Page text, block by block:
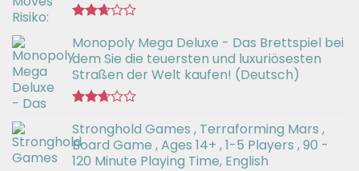
mit
2.66
von 5
Monopoly Mega Deluxe - Das Brettspiel bei
dem Sie die teuersten und luxuriösesten
Straßen der Welt kaufen! (Deutsch)
mit
2.64
von 5
Stronghold Games , Terraforming Mars ,
Board Game , Ages 14+ , 1-5 Players , 90 -
120 Minute Playing Time, English